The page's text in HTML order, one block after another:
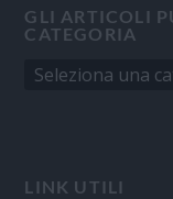
GLI ARTICOLI
CATEGORIA
LINK UTILI